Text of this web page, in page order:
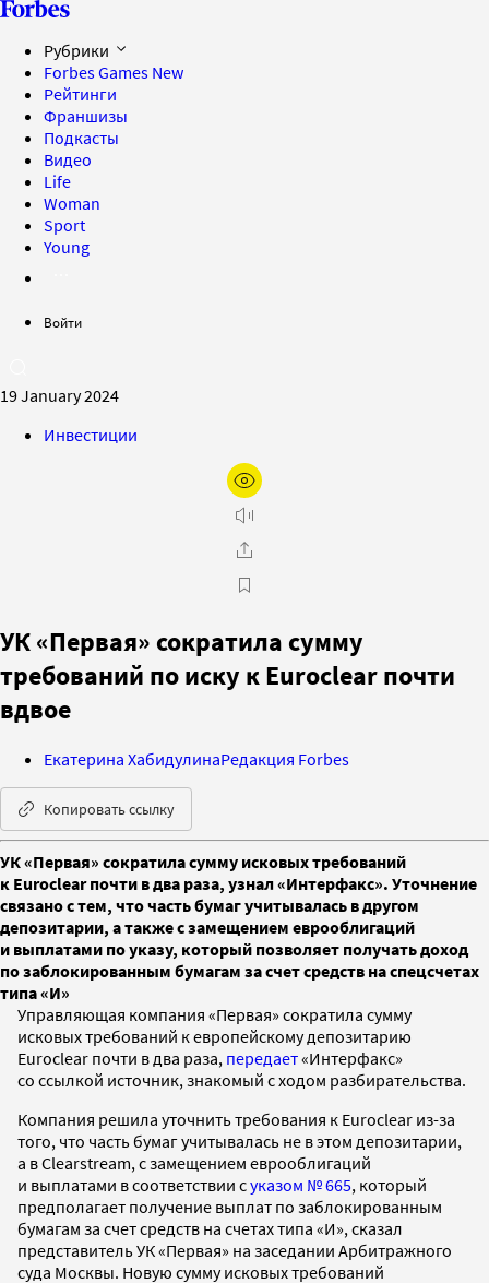
Рубрики
Forbes Games New
Рейтинги
Франшизы
Подкасты
Видео
Life
Woman
Sport
Young
Войти
19 January 2024
Инвестиции
УК «Первая» сократила сумму
требований по иску к Euroclear почти
вдвое
Екатерина ХабидулинаРедакция Forbes
Копировать ссылку
УК «Первая» сократила сумму исковых требований
к Euroclear почти в два раза, узнал «Интерфакс». Уточнение
связано с тем, что часть бумаг учитывалась в другом
депозитарии, а также с замещением еврооблигаций
и выплатами по указу, который позволяет получать доход
по заблокированным бумагам за счет средств на спецсчетах
типа «И»
Управляющая компания «Первая» сократила сумму
исковых требований к европейскому депозитарию
Euroclear почти в два раза, передает«Интерфакс»
со ссылкой источник, знакомый с ходом разбирательства.
Компания решила уточнить требования к Euroclear из-за
того, что часть бумаг учитывалась не в этом депозитарии,
а в Clearstream, с замещением еврооблигаций
и выплатами в соответствии суказом № 665, который
предполагает получение выплат по заблокированным
бумагам за счет средств на счетах типа «И», сказал
представитель УК «Первая» на заседании Арбитражного
суда Москвы. Новую сумму исковых требований